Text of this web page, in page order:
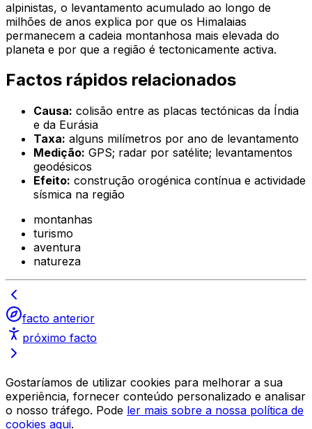
alpinistas, o levantamento acumulado ao longo de
milhões de anos explica por que os Himalaias
permanecem a cadeia montanhosa mais elevada do
planeta e por que a região é tectonicamente activa.
Factos rápidos relacionados
Causa: colisão entre as placas tectónicas da Índia
e da Eurásia
Taxa: alguns milímetros por ano de levantamento
Medição: GPS; radar por satélite; levantamentos
geodésicos
Efeito: construção orogénica contínua e actividade
sísmica na região
montanhas
turismo
aventura
natureza
facto anterior
próximo facto
Gostaríamos de utilizar cookies para melhorar a sua
experiência, fornecer conteúdo personalizado e analisar
o nosso tráfego. Pode ler mais sobre a nossa política de
cookies aqui.